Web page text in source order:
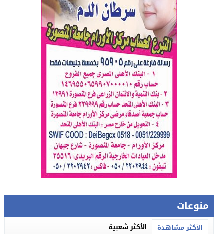
منوعات
الأكثر مشاهدة الأكثر شعبية